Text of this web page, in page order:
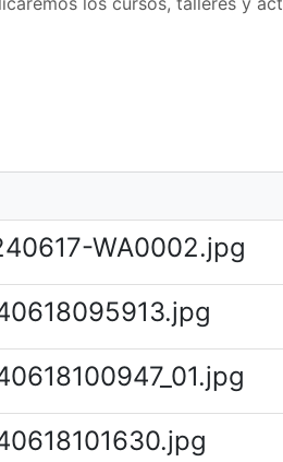
WA0002.jpg